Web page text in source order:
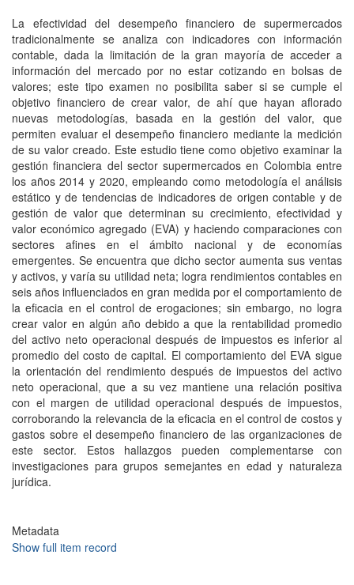
La efectividad del desempeño financiero de supermercados
tradicionalmente se analiza con indicadores con información
contable, dada la limitación de la gran mayoría de acceder a
información del mercado por no estar cotizando en bolsas de
valores; este tipo examen no posibilita saber si se cumple el
objetivo financiero de crear valor, de ahí que hayan aflorado
nuevas metodologías, basada en la gestión del valor, que
permiten evaluar el desempeño financiero mediante la medición
de su valor creado. Este estudio tiene como objetivo examinar la
gestión financiera del sector supermercados en Colombia entre
los años 2014 y 2020, empleando como metodología el análisis
estático y de tendencias de indicadores de origen contable y de
gestión de valor que determinan su crecimiento, efectividad y
valor económico agregado (EVA) y haciendo comparaciones con
sectores afines en el ámbito nacional y de economías
emergentes. Se encuentra que dicho sector aumenta sus ventas
y activos, y varía su utilidad neta; logra rendimientos contables en
seis años influenciados en gran medida por el comportamiento de
la eficacia en el control de erogaciones; sin embargo, no logra
crear valor en algún año debido a que la rentabilidad promedio
del activo neto operacional después de impuestos es inferior al
promedio del costo de capital. El comportamiento del EVA sigue
la orientación del rendimiento después de impuestos del activo
neto operacional, que a su vez mantiene una relación positiva
con el margen de utilidad operacional después de impuestos,
corroborando la relevancia de la eficacia en el control de costos y
gastos sobre el desempeño financiero de las organizaciones de
este sector. Estos hallazgos pueden complementarse con
investigaciones para grupos semejantes en edad y naturaleza
jurídica.
Metadata
Show full item record